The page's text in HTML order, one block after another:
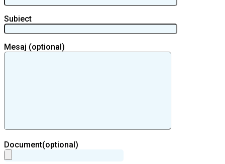
Subiect
Mesaj (optional)
Document(optional)